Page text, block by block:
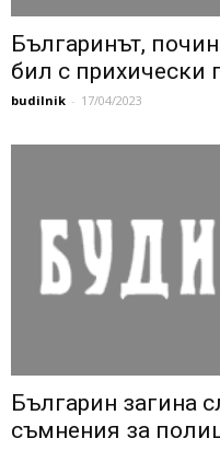
Българинът,
бил с прихически
budilnik - 17/04/2023
Българин загина
съмнения за